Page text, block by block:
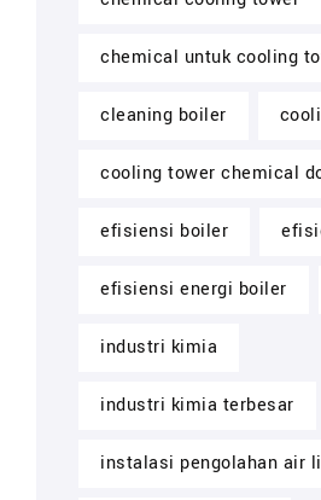
chemical untuk cooling
cleaning boiler
cooling tower chemical
efisiensi boiler
efisiensi energi boiler
industri kimia
industri kimia terbesar
instalasi pengolahan air